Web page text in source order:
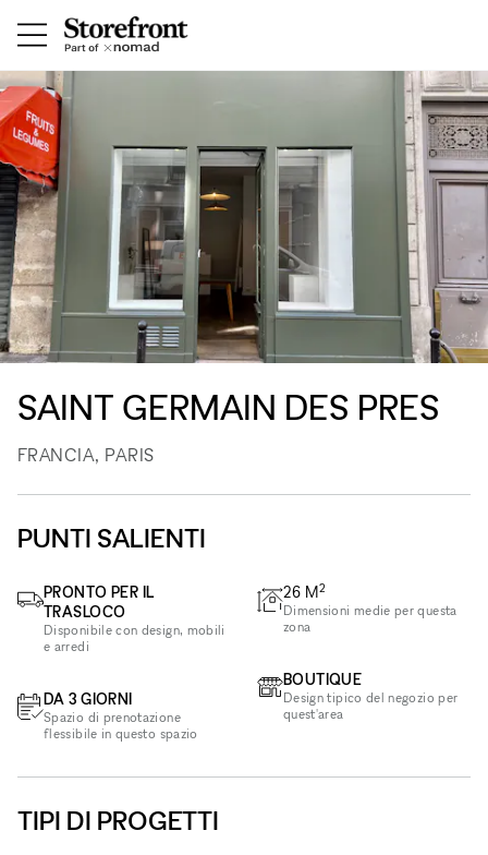
SAINT GERMAIN DES PRES
FRANCIA, PARIS
PUNTI SALIENTI
PRONTO PER IL
TRASLOCO
Disponibile con design, mobili
e arredi
DA 3 GIORNI
Spazio di prenotazione
flessibile in questo spazio
26 M2
Dimensioni medie per questa
zona
BOUTIQUE
Design tipico del negozio per
quest'area
TIPI DI PROGETTI